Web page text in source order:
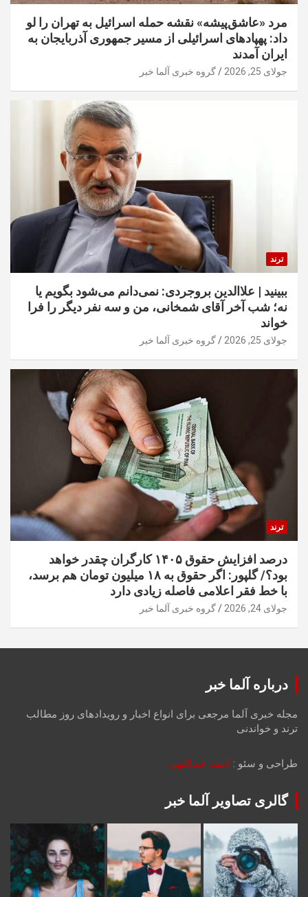
مرد «عاشق‌پیشه» نقشه حمله اسرائیل به تهران را لو
داد: پهپادهای اسرائیلی از مسیر جمهوری آذربایجان به
ایران آمدند
جولای 25, 2026 گروه خبری آلما خبر
ترند
ببینید | علاالدین بروجردی: نمی‌دانم می‌شود بگویم یا
نه؛ شب آخر آقای شمخانی، من و سه نفر دیگر را فرا
خواند
جولای 25, 2026 گروه خبری آلما خبر
ترند
درصد افزایش حقوق ۱۴۰۵ کارگران چقدر خواهد
بود؟/ گلپور: اگر حقوق به ۱۸ میلیون تومان هم برسد،
با خط فقر اعلامی فاصله زیادی دارد
جولای 24, 2026 گروه خبری آلما خبر
درباره آلما خبر
مجله خبری آلما مرجعی برای انواع اخبار و رویدادهای روز مطالب
ترند و خواندنی
طراحی و سئو : احمد عبداللهی
گالری تصاویر آلما خبر